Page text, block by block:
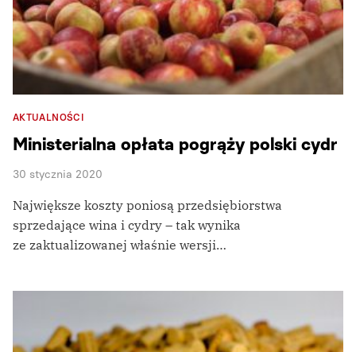
AKTUALNOŚCI
Ministerialna opłata pogrąży polski cydr
30 stycznia 2020
Największe koszty poniosą przedsiębiorstwa
sprzedające wina i cydry – tak wynika
ze zaktualizowanej właśnie wersji…